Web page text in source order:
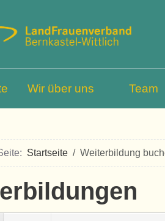
Wir über uns Team
Startseite Weiterbildung